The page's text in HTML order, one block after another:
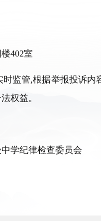
402室
时监管,根据举报投诉内
权益。
学纪律检查委员会